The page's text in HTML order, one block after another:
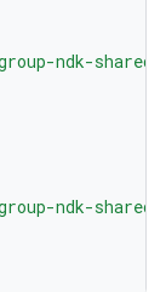
ndk-shared"
ndk-shared"